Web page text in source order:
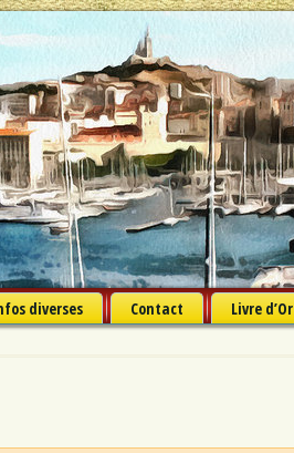
diverses Contact Livre d’Or